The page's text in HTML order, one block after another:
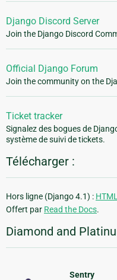
Django Discord Server
Join the Django Discord
Official Django Forum
Join the community on the
Ticket tracker
Signalez des bogues de
système de suivi de tickets.
Télécharger :
Hors ligne (Django 4.1) : HTML
Offert par Read the Docs.
Diamond and
Sentry